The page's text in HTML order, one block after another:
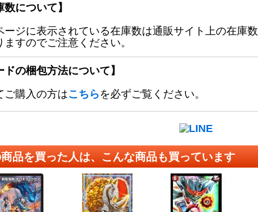
数について】
ージに表示されている在庫数は通販サイト上の在庫
ますのでご注意ください。
ドの梱包方法について】
ご購入の方はこちら を必ずご覧ください。
品を買った人は、こんな商品も買っています